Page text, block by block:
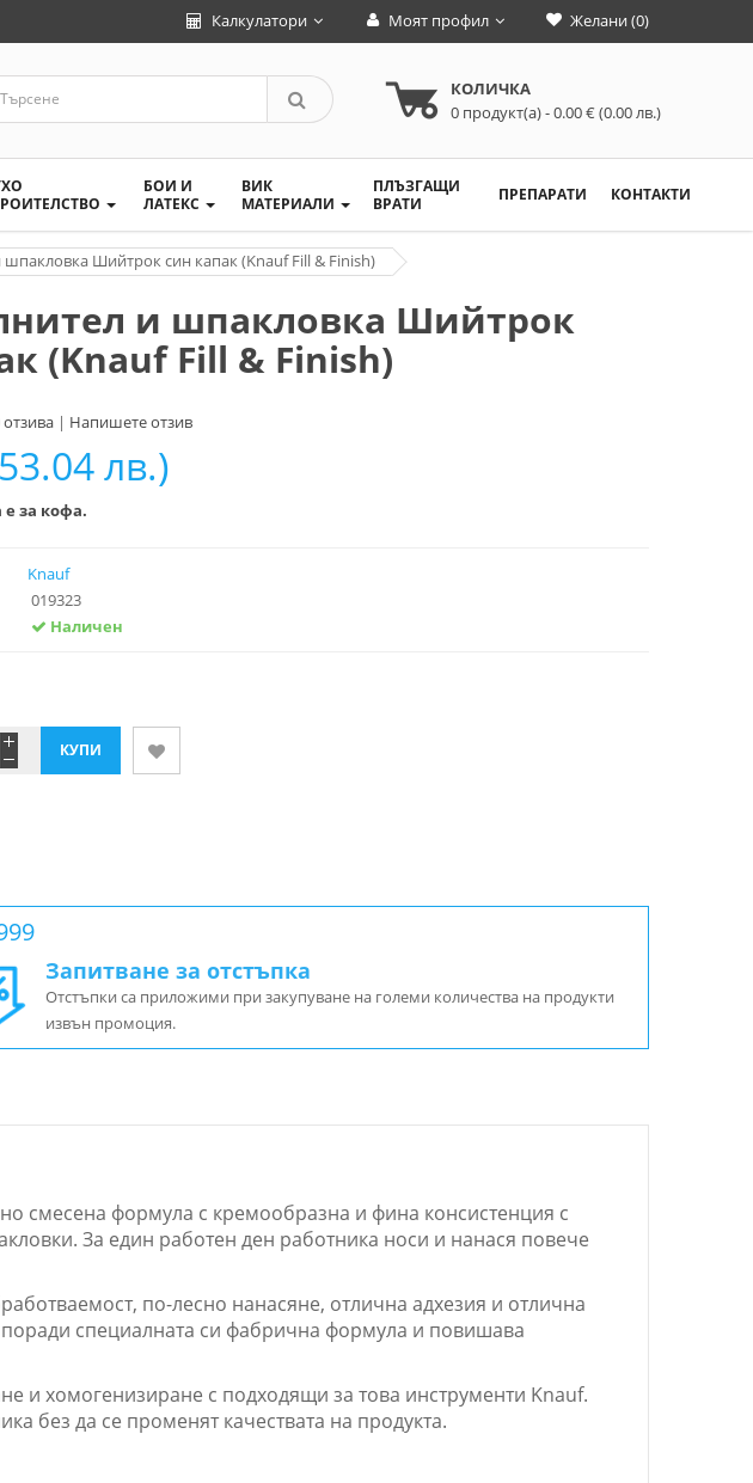
Калкулатори Моят профил Желани (0)
КОЛИЧКА
0 продукт(а)- 0.00 € (0.00 лв.)
БОИ И
ЛАТЕКС
ВИК
МАТЕРИАЛИ
ПЛЪЗГАЩИ
ВРАТИ
ПРЕПАРАТИ КОНТАКТИ
Шийтрок син капак (Knauf Fill & Finish)
и шпакловка Шийтрок
(Knauf Fill & Finish)
отзива | Напишете отзив
лв.)
за кофа.
Knauf
019323
Наличен
Запитване за отстъпка
Отстъпки са приложими при закупуване на големи количества на продукти
извън промоция.
смесена формула с кремообразна и фина консистенция с
За един работен ден работника носи и нанася повече
по-лесно нанасяне, отлична адхезия и отлична
специалната си фабрична формула и повишава
и хомогенизиране с подходящи за това инструменти Knauf.
без да се променят качествата на продукта.